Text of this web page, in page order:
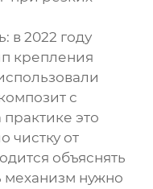
в 2022 году
крепления
с
это
чистку от
объяснять
механизм нужно